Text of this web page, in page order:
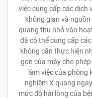
việc cung cấp các dịch
không gian và
quang thu nhỏ vào
đã có thể cung cấp
không cần thực hiện
gọn của máy cho
làm việc của phòng
nghiệm X quang
mức độ hài lòng của